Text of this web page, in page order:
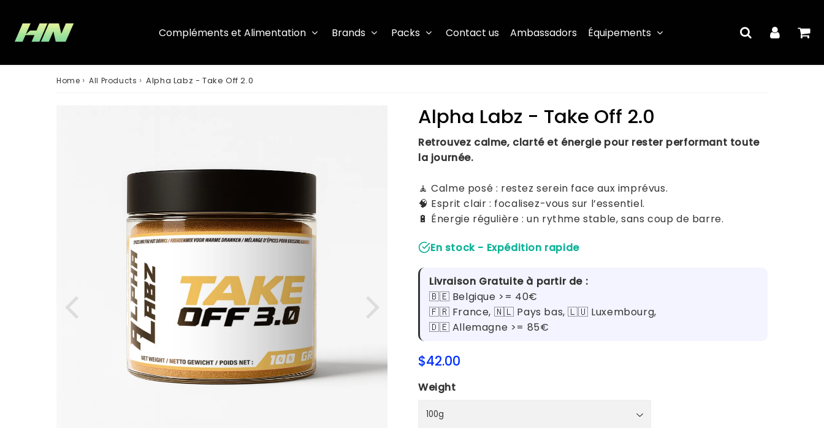
Compléments et Alimentation Brands Packs Contact us Ambassadors Équipements
Home › All Products › Alpha Labz - Take Off 2.0
Alpha Labz - Take Off 2.0
Retrouvez calme, clarté et énergie pour rester performant toute
la journée.
🧘 Calme posé : restez serein face aux imprévus.
🧠 Esprit clair : focalisez-vous sur l’essentiel.
🔋 Énergie régulière : un rythme stable, sans coup de barre.
En stock - Expédition rapide
Livraison Gratuite à partir de :
🇧🇪 Belgique >= 40€
🇫🇷 France, 🇳🇱 Pays bas, 🇱🇺 Luxembourg,
🇩🇪 Allemagne >= 85€
$42.00
Weight